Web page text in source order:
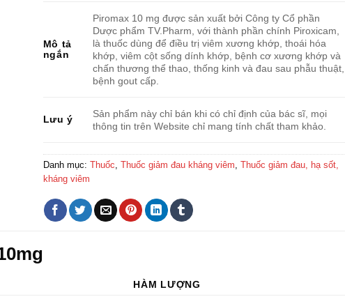
Mô tả
ngắn
Piromax 10 mg được sản xuất bởi Công ty Cổ phần
Dược phẩm TV.Pharm, với thành phần chính Piroxicam,
là thuốc dùng để điều trị viêm xương khớp, thoái hóa
khớp, viêm cột sống dính khớp, bệnh cơ xương khớp và
chấn thương thể thao, thống kinh và đau sau phẫu thuật,
bệnh gout cấp.
Lưu ý
Sản phẩm này chỉ bán khi có chỉ định của bác sĩ, mọi
thông tin trên Website chỉ mang tính chất tham khảo.
Danh mục: Thuốc, Thuốc giảm đau kháng viêm, Thuốc giảm đau, hạ sốt,
kháng viêm
HÀM LƯỢNG